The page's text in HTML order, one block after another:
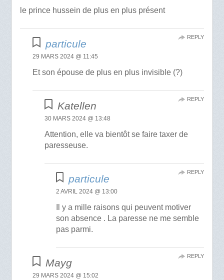
le prince hussein de plus en plus présent
particule
29 MARS 2024 @ 11:45
Et son épouse de plus en plus invisible (?)
REPLY
Katellen
30 MARS 2024 @ 13:48
Attention, elle va bientôt se faire taxer de
paresseuse.
REPLY
particule
2 AVRIL 2024 @ 13:00
Il y a mille raisons qui peuvent motiver
son absence . La paresse ne me semble
pas parmi.
REPLY
Mayg
29 MARS 2024 @ 15:02
REPLY